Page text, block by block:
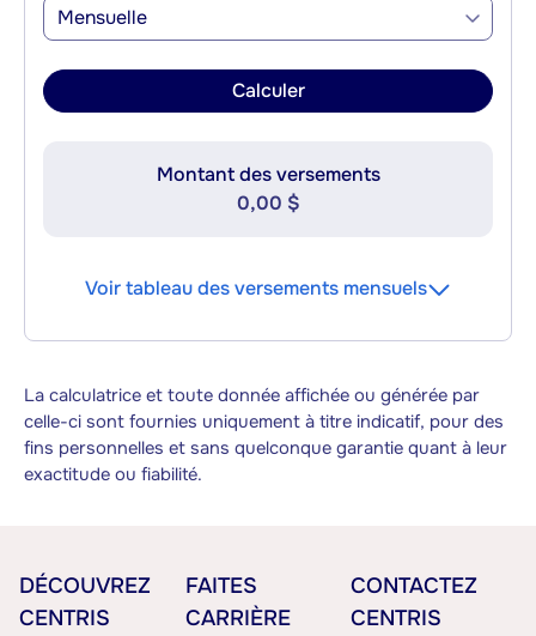
Mensuelle
Calculer
Montant des versements
0,00 $
Voir tableau des versements mensuels
La calculatrice et toute donnée affichée ou générée par
celle-ci sont fournies uniquement à titre indicatif, pour des
fins personnelles et sans quelconque garantie quant à leur
exactitude ou fiabilité.
DÉCOUVREZ
CENTRIS
FAITES
CARRIÈRE
CONTACTEZ
CENTRIS